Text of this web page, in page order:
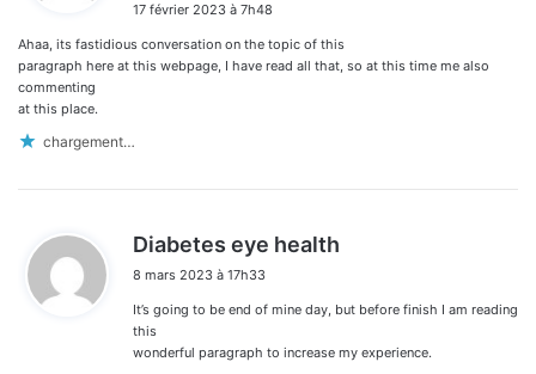
:
17 février 2023 à 7h48
Ahaa, its fastidious conversation on the topic of this
paragraph here at this webpage, I have read all that, so at this time me also
commenting
at this place.
chargement…
Diabetes eye health
8 mars 2023 à 17h33
It’s going to be end of mine day, but before finish I am reading
this
wonderful paragraph to increase my experience.